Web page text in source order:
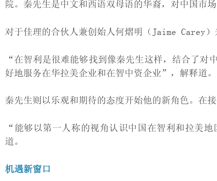
院。秦先生是中文和西语双母语的华裔，对中国市
对于佳理的合伙人兼创始人何熠明（Jaime Carey
“在智利是很难能够找到像秦先生这样，结合了对
好地服务在华拉美企业和在智中资企业”，解释道。
秦先生则以乐观和期待的态度开始他的新角色。在
“能够以第一人称的视角认识中国在智利和拉美
道。
机遇新窗口